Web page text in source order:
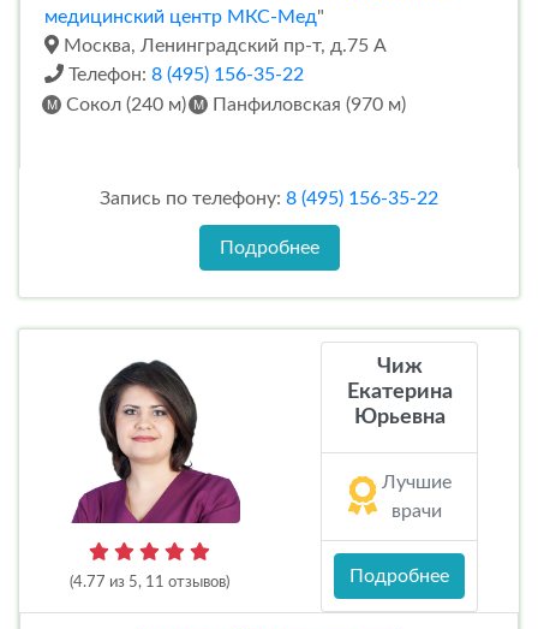
медицинский центр МКС-Мед"
Москва, Ленинградский пр-т, д.75 А
Телефон: 8 (495) 156-35-22
Сокол (240 м)
Панфиловская (970 м)
Запись по телефону: 8 (495) 156-35-22
Подробнее
(4.77 из 5, 11 отзывов)
Чиж
Екатерина
Юрьевна
Лучшие
врачи
Подробнее